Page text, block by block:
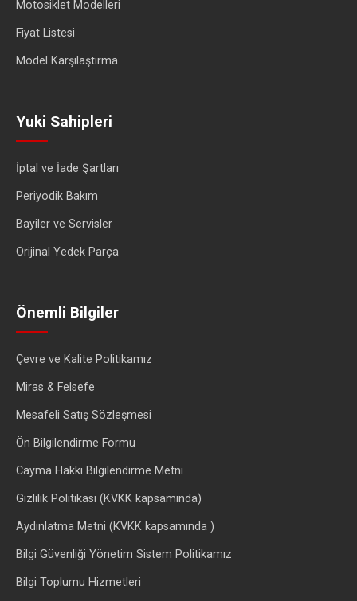
Motosiklet Modelleri
Fiyat Listesi
Model Karşılaştırma
Yuki Sahipleri
İptal ve İade Şartları
Periyodik Bakım
Bayiler ve Servisler
Orijinal Yedek Parça
Önemli Bilgiler
Çevre ve Kalite Politikamız
Miras & Felsefe
Mesafeli Satış Sözleşmesi
Ön Bilgilendirme Formu
Cayma Hakkı Bilgilendirme Metni
Gizlilik Politikası (KVKK kapsamında)
Aydınlatma Metni (KVKK kapsamında )
Bilgi Güvenliği Yönetim Sistem Politikamız
Bilgi Toplumu Hizmetleri